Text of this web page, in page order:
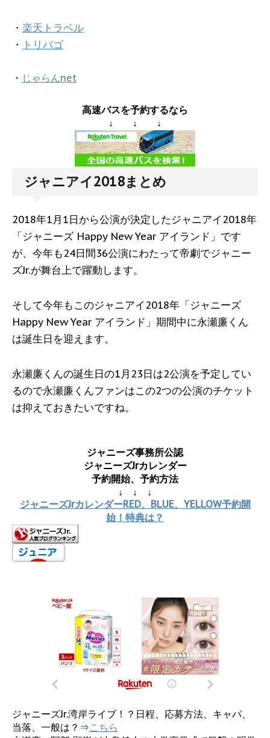
・ 楽天トラベル
・ トリバゴ
・ じゃらんnet
高速バスを予約するなら
↓ ↓ ↓
ジャニアイ2018まとめ
2018年1月1日から公演が決定したジャニアイ2018年
「ジャニーズ Happy New Year アイランド」です
が、今年も24日間36公演にわたって帝劇でジャニー
ズJr.が舞台上で躍動します。
そして今年もこのジャニアイ2018年「ジャニーズ
Happy New Year アイランド」期間中に永瀬廉くん
は誕生日を迎えます。
永瀬廉くんの誕生日の1月23日は2公演を予定してい
るので永瀬廉くんファンはこの2つの公演のチケット
は抑えておきたいですね。
ジャニーズ事務所公認
ジャニーズJrカレンダー
予約開始、予約方法
↓ ↓ ↓
ジャニーズJrカレンダーRED、BLUE、YELLOW予約開
始！特典は？
ジャニーズJr.湾岸ライブ！？日程、応募方法、キャパ、
当落、一般は？⇒こちら